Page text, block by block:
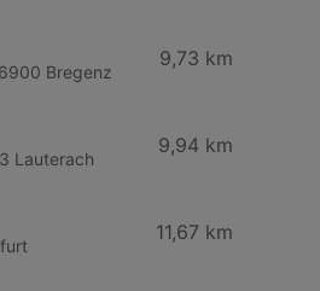
Bregenz
9,73 km
Lauterach
9,94 km
11,67 km